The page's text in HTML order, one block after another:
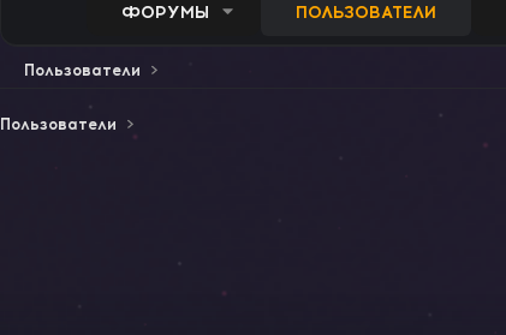
ФОРУМЫ ПОЛЬЗОВАТЕЛИ
Пользователи
Пользователи